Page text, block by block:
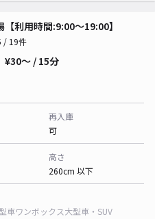
利用時間:9:00～19:00】
/ 19件
¥30〜 / 15分
再入庫
可
高さ
260cm 以下
車ワンボックス大型車・SUV